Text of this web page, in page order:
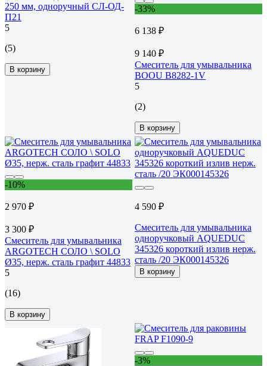
250 мм, одноручный СЛ-ОД-
П21
5
(5)
В корзину
-33%
6 138 ₽
9 140 ₽
Смеситель для умывальника
BOOU B8282-1V
5
(2)
В корзину
-10%
2 970 ₽
3 300 ₽
Смеситель для умывальника
ARGOTECH СОЛО \ SOLO
Ø35, нерж. сталь графит 44833
5
(16)
В корзину
4 590 ₽
Смеситель для умывальника
одноручковый AQUEDUC
345326 короткий излив нерж.
сталь /20 ЭК000145326
В корзину
-3%